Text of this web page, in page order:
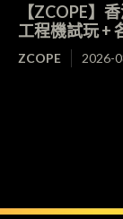
【ZCOPE】
工程機試玩 +
ZCOPE 2026-